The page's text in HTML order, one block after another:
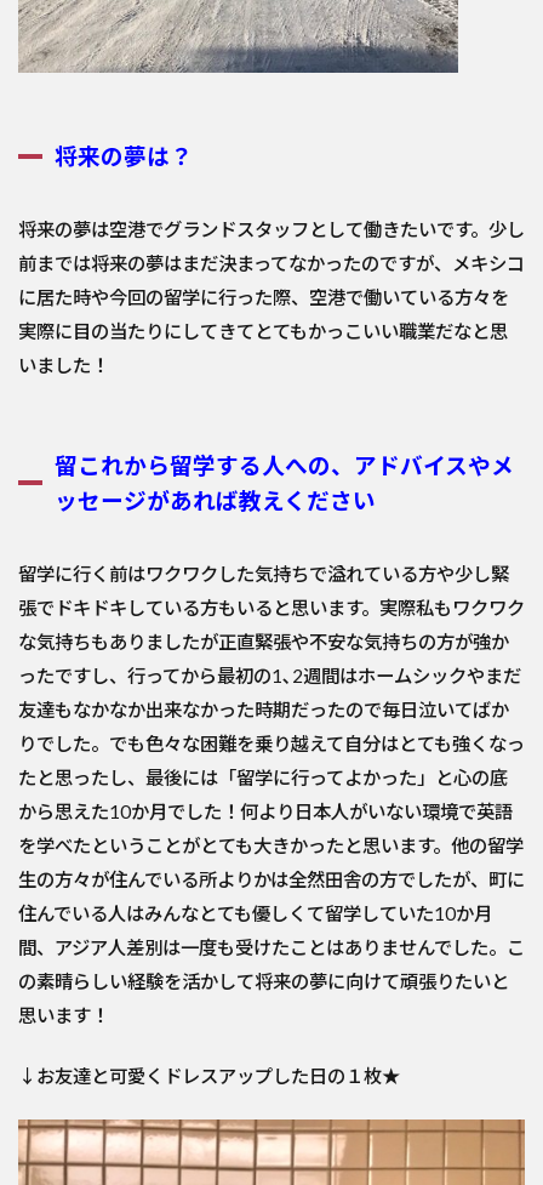
将来の夢は？
将来の夢は空港でグランドスタッフとして働きたいです。少し
前までは将来の夢はまだ決まってなかったのですが、メキシコ
に居た時や今回の留学に行った際、空港で働いている方々を
実際に目の当た りにしてきてとてもかっこいい職業だなと思
いました！
留これから留学する人への、アドバイスやメ
ッセージがあれば教えください
留学に行く前はワクワクした気持ちで溢れている方や少し緊
張でドキドキしている方もいると思います。実際私もワクワク
な気持ちもありましたが正直緊張や不安な気持ちの方が強か
ったですし、 行ってから最初の1､2週間はホームシックやまだ
友達もなかなか出来なかった時期だったので毎日泣いてばか
りでした。でも色々な困難を乗り越えて自分はとても強くなっ
たと思ったし、最後には「留学に行ってよかった」と心の底
から思えた10か月でした！何よ り日本人がいない環境で英語
を学べたということがとても大きかったと思います。他の留学
生の方々が住んでいる所よりかは全然田舎の方でしたが、町に
住んでいる人はみんなとても優しくて留学していた10か月
間、アジア人差別は一度も受けたことはありませんでした。こ
の素晴らしい経験を活かして将来の夢に向けて頑張りたいと
思います！
↓お友達と可愛くドレスアップした日の１枚★